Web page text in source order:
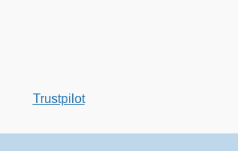
Trustpilot